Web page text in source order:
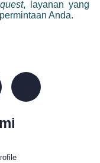
, layanan yang
Anda.